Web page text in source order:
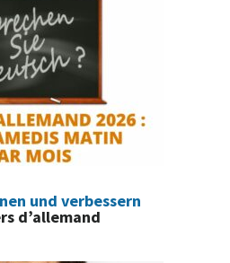
und verbessern
d’allemand